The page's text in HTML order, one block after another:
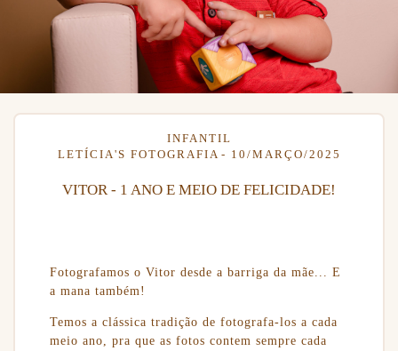
INFANTIL
LETÍCIA'S FOTOGRAFIA
10/MARÇO/2025
VITOR - 1 ANO E MEIO DE FELICIDADE!
Fotografamos o Vitor desde a barriga da mãe... E
a mana também!
Temos a clássica tradição de fotografa-los a cada
meio ano, pra que as fotos contem sempre cada